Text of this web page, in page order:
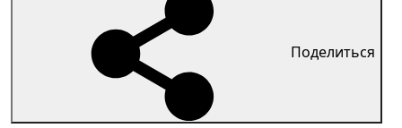
Поделиться